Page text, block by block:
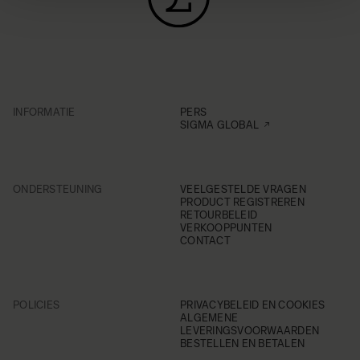
INFORMATIE
PERS
SIGMA GLOBAL
ONDERSTEUNING
VEELGESTELDE VRAGEN
PRODUCT REGISTREREN
RETOURBELEID
VERKOOPPUNTEN
CONTACT
POLICIES
PRIVACYBELEID EN COOKIES
ALGEMENE
LEVERINGSVOORWAARDEN
BESTELLEN EN BETALEN